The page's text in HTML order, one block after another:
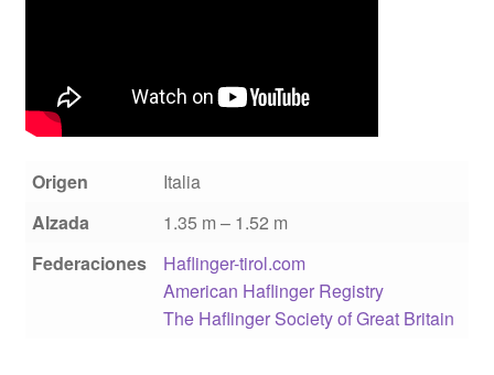
Origen
Italia
Alzada
1.35 m – 1.52 m
Federaciones
Haflinger-tirol.com
American Haflinger Registry
The Haflinger Society of Great Britain